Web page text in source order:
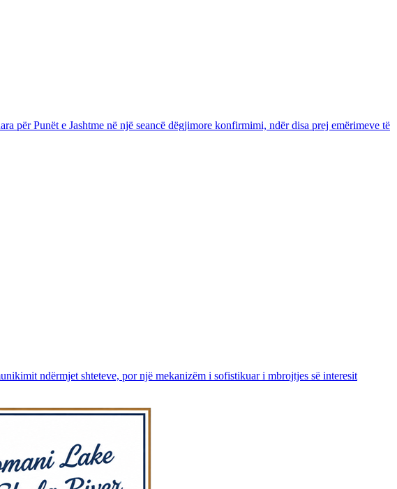
për Punët e Jashtme në një seancë dëgjimore konfirmimi, ndër disa prej emërimeve të
ndërmjet shteteve, por një mekanizëm i sofistikuar i mbrojtjes së interesit